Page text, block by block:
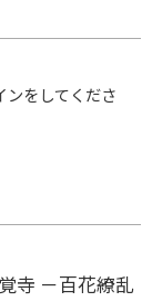
ンをしてくださ
寺 －百花繚乱